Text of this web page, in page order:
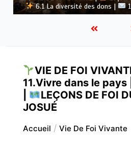
6.1 La diversité des dons |
1 ET 2
VIE DE FOI
11.Vivre dans le pays
LEÇONS DE FOI
JOSUÉ
Accueil Vie De Foi Vivante